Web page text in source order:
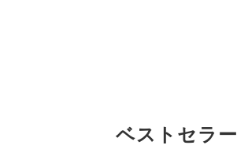
ベストセラー